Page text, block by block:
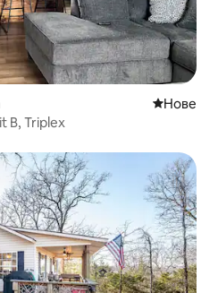
Нове
Нове
B, Triplex